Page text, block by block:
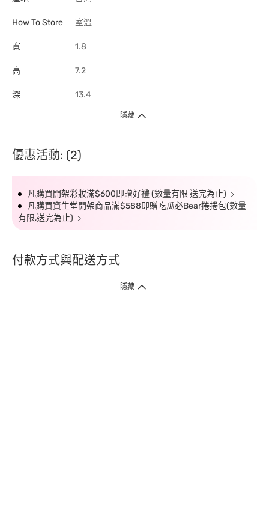
How To Store 室溫
寬 1.8
高 7.2
深 13.4
隱藏
優惠活動: (2)
凡購買開架彩妝滿$600即贈好禮 (數量有限 送完為止)
凡購買資生堂開架商品滿$588即贈吃瓜必Bear捲捲包(數量
有限,送完為止)
付款方式與配送方式
隱藏